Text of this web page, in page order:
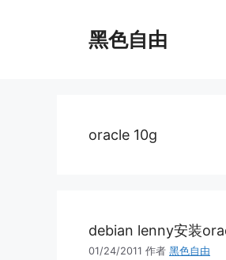
黑色自由
oracle 10g
debian lenny安装
01/24/2011 作者 黑色自由